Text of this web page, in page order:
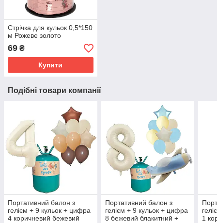
Стрічка для кульок 0,5*150
м Рожеве золото
69 ₴
Купити
Подібні товари компанії
Портативний балон з
гелієм + 9 кульок + цифра
4 коричневий бежевий
Портативний балон з
гелієм + 9 кульок + цифра
8 бежевий блакитний +
1